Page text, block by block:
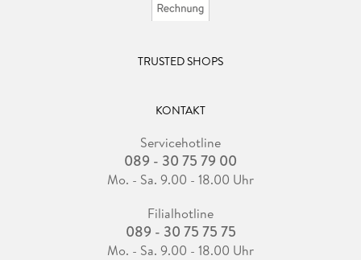
TRUSTED SHOPS
KONTAKT
Servicehotline
089 - 30 75 79 00
Mo. - Sa. 9.00 - 18.00 Uhr
Filialhotline
089 - 30 75 75 75
Mo. - Sa. 9.00 - 18.00 Uhr